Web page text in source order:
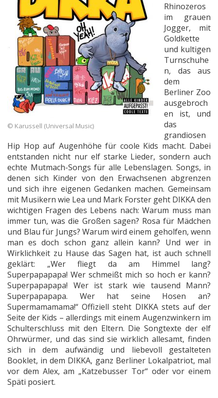
© Karussell (Universal Music)
Rhinozeros
im grauen
Jogger, mit
Goldkette
und kultigen
Turnschuhe
n, das aus
dem
Berliner Zoo
ausgebroch
en ist, und
das
grandiosen
Hip Hop auf Augenhöhe für coole Kids macht. Dabei
entstanden nicht nur elf starke Lieder, sondern auch
echte Mutmach-Songs für alle Lebenslagen. Songs, in
denen sich Kinder von den Erwachsenen abgrenzen
und sich ihre eigenen Gedanken machen. Gemeinsam
mit Musikern wie Lea und Mark Forster geht DIKKA den
wichtigen Fragen des Lebens nach: Warum muss man
immer tun, was die Großen sagen? Rosa für Mädchen
und Blau für Jungs? Warum wird einem geholfen, wenn
man es doch schon ganz allein kann? Und wer in
Wirklichkeit zu Hause das Sagen hat, ist auch schnell
geklärt: „Wer fliegt da am Himmel lang?
Superpapapapa! Wer schmeißt mich so hoch er kann?
Superpapapapa! Wer ist stark wie tausend Mann?
Superpapapapa. Wer hat seine Hosen an?
Supermamamama!“ Offiziell steht DIKKA stets auf der
Seite der Kids – allerdings mit einem Augenzwinkern im
Schulterschluss mit den Eltern. Die Songtexte der elf
Ohrwürmer, und das sind sie wirklich allesamt, finden
sich in dem aufwändig und liebevoll gestalteten
Booklet, in dem DIKKA, ganz Berliner Lokalpatriot, mal
vor dem Alex, am „Katzebusser Tor“ oder vor einem
Späti posiert.